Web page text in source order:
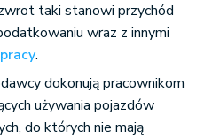
taki stanowi przychód
wraz z innymi
.
dokonują pracownikom
używania pojazdów
do których nie mają